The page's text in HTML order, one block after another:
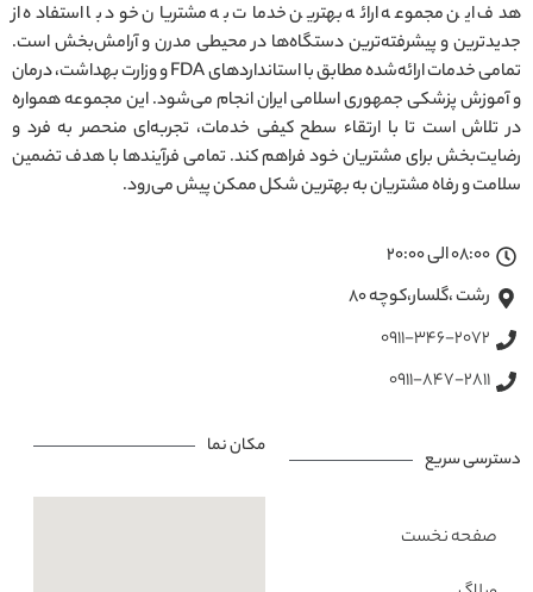
هدف این مجموعه ارائه بهترین خدمات به مشتریان خود با استفاده از
جدیدترین و پیشرفته‌ترین دستگاه‌ها در محیطی مدرن و آرامش‌بخش است.
تمامی خدمات ارائه‌شده مطابق با استانداردهای FDA و وزارت بهداشت، درمان
و آموزش پزشکی جمهوری اسلامی ایران انجام می‌شود. این مجموعه همواره
در تلاش است تا با ارتقاء سطح کیفی خدمات، تجربه‌ای منحصر به فرد و
رضایت‌بخش برای مشتریان خود فراهم کند. تمامی فرآیندها با هدف تضمین
سلامت و رفاه مشتریان به بهترین شکل ممکن پیش می‌رود.
08:00 الی 20:00
رشت ،گلسار،کوچه ۸۰
0911-346-2072
0911-847-2811
دسترسی سریع
صفحه نخست
مکان نما